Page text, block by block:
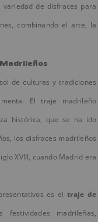
de disfraces para
combinando el arte, la
de culturas y tradiciones
El traje madrileño
histórica, que se ha ido
los disfraces madrileños
XVIII, cuando Madrid era
es eltraje de
madrileñas,